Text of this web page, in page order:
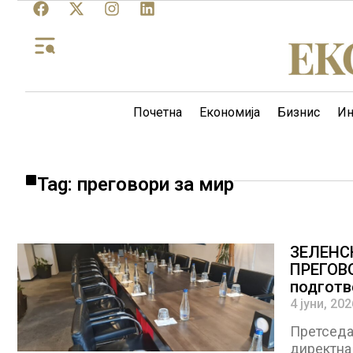
Почетна Економија Бизнис
Tag: преговори за мир
4 јуни,